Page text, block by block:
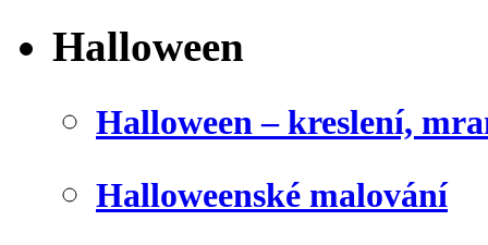
Halloween
Halloween – kreslení,
Halloweenské malování